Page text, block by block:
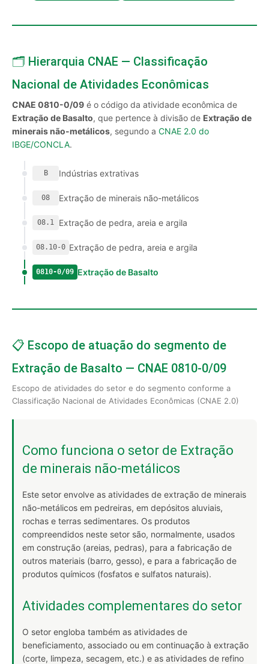
🗂️ Hierarquia CNAE — Classificação
Nacional de Atividades Econômicas
CNAE 0810-0/09 é o código da atividade econômica de
Extração de Basalto, que pertence à divisão de Extração de
minerais não-metálicos, segundo a CNAE 2.0 do
IBGE/CONCLA.
B Indústrias extrativas
08 Extração de minerais não-metálicos
08.1 Extração de pedra, areia e argila
08.10-0 Extração de pedra, areia e argila
0810-0/09 Extração de Basalto
📋 Escopo de atuação do segmento de
Extração de Basalto — CNAE 0810-0/09
Escopo de atividades do setor e do segmento conforme a
Classificação Nacional de Atividades Econômicas (CNAE 2.0)
Como funciona o setor de Extração
de minerais não-metálicos
Este setor envolve as atividades de extração de minerais
não-metálicos em pedreiras, em depósitos aluviais,
rochas e terras sedimentares. Os produtos
compreendidos neste setor são, normalmente, usados
em construção (areias, pedras), para a fabricação de
outros materiais (barro, gesso), e para a fabricação de
produtos químicos (fosfatos e sulfatos naturais).
Atividades complementares do setor
O setor engloba também as atividades de
beneficiamento, associado ou em continuação à extração
(corte, limpeza, secagem, etc.) e as atividades de refino